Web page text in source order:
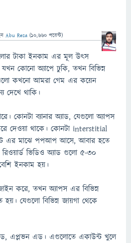
Abu Reza (10,660 পয়েন্ট)
টাকা ইনকাম এর মূল উৎস
কোনো অ্যাপে ঢুকি, তখন বিভিন্ন
কখনো আমরা গেম এর কয়েন
দেখে থাকি।
কোনটা ব্যানার অ্যাড, যেগুলো অ্যাপস
দেওয়া থাকে। কোনটা interstitial
এর মাঝে পপআপ আসে, আবার হতে
রিওয়ার্ড ভিডিও অ্যাড গুলো ৫-৩০
ইনকাম হয়।
করে, তখন অ্যাপস এর বিভিন্ন
হয়। যেগুলো বিভিন্ন জায়গা থেকে
এপ্লভন এড। এগুলোতে একাউন্ট খুলে